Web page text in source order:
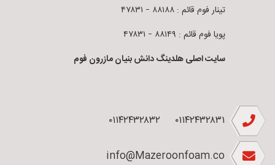
تینار فوم قائم : ۸۸۱۸۸ – ۴۷۸۳۱
پویا فوم قائم : ۸۸۱۴۹ – ۴۷۸۳۱
سایت اصلی هلدینگ دانش بنیان مازرون فوم
۰۱۱۴۲۴۳۲۸۳۱ ۰۱۱۴۲۴۳۲۸۳۲
info@Mazeroonfoam.co